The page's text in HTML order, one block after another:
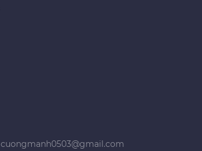
cuongmanh0503@gmail.com